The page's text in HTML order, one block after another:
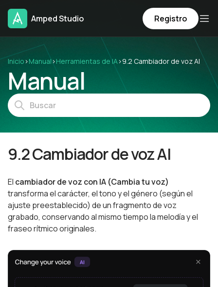
Amped Studio Registro
Inicio›Manual›Herramientas de IA›9.2 Cambiador de voz AI
Manual
9.2 Cambiador de voz AI
El cambiador de voz con IA (Cambia tu voz)
transforma el carácter, el tono y el género (según el
ajuste preestablecido) de un fragmento de voz
grabado, conservando al mismo tiempo la melodía y el
fraseo rítmico originales.